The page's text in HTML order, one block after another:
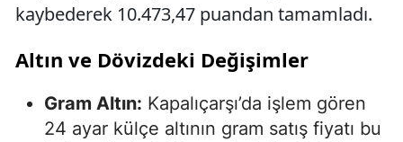
kaybederek 10.473,47 puandan tamamladı.
Altın ve Dövizdeki Değişimler
Gram Altın: Kapalıçarşı’da işlem gören
24 ayar külçe altının gram satış fiyatı bu